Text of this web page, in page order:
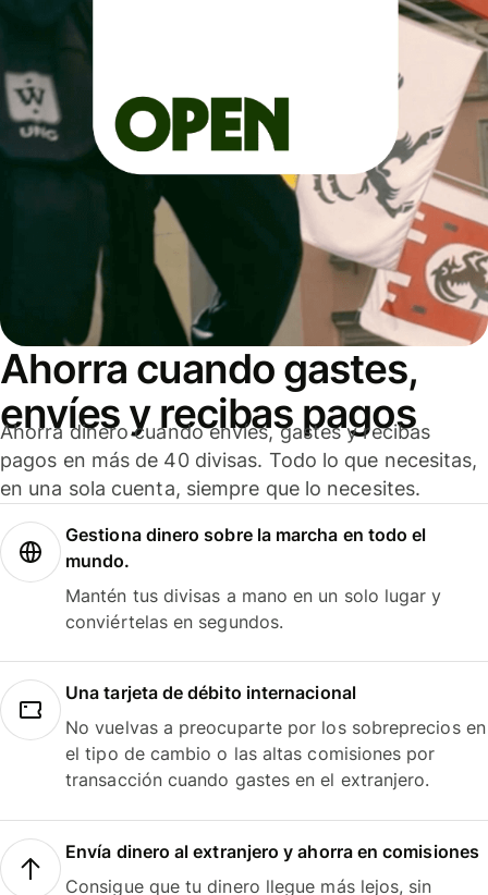
Ahorra cuando gastes,
envíes y recibas pagos
Ahorra dinero cuando envíes, gastes y recibas
pagos en más de 40 divisas. Todo lo que necesitas,
en una sola cuenta, siempre que lo necesites.
Gestiona dinero sobre la marcha en todo el
mundo.
Mantén tus divisas a mano en un solo lugar y
conviértelas en segundos.
Una tarjeta de débito internacional
No vuelvas a preocuparte por los sobreprecios en
el tipo de cambio o las altas comisiones por
transacción cuando gastes en el extranjero.
Envía dinero al extranjero y ahorra en comisiones
Consigue que tu dinero llegue más lejos, sin